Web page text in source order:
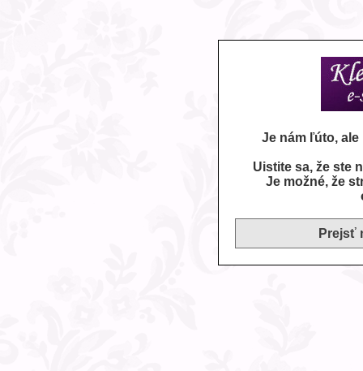
Je nám ľúto,
Uistite sa, že ste
Je možné, že
Prejsť